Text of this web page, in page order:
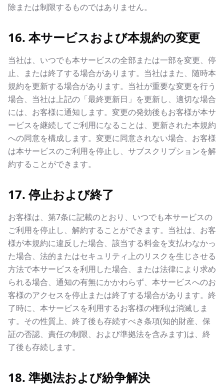
除または制限するものではありません。
16. 本サービスおよび本規約の変更
当社は、いつでも本サービスの全部または一部を変更、停
止、または終了する場合があります。当社はまた、随時本
規約を更新する場合があります。当社が重要な変更を行う
場合、当社は上記の「最終更新日」を更新し、適切な場合
には、お客様に通知します。変更の発効後もお客様が本サ
ービスを継続してご利用になることは、更新された本規約
への同意を構成します。変更に同意されない場合、お客様
は本サービスのご利用を停止し、サブスクリプションを解
約することができます。
17. 停止および終了
お客様は、第7条に記載のとおり、いつでも本サービスの
ご利用を停止し、解約することができます。当社は、お客
様が本規約に違反した場合、該当する料金を支払わなかっ
た場合、法的またはセキュリティ上のリスクを生じさせる
方法で本サービスを利用した場合、または法律により求め
られる場合、通知の有無にかかわらず、本サービスへのお
客様のアクセスを停止または終了する場合があります。終
了時に、本サービスを利用するお客様の権利は消滅しま
す。その性質上、終了後も存続すべき条項(知的財産、保
証の否認、責任の制限、および準拠法を含みます)は、終
了後も存続します。
18. 準拠法および紛争解決